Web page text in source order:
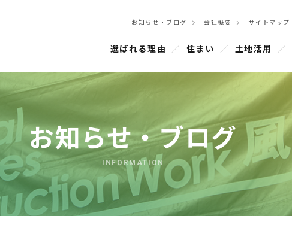
選ばれる理由 住まい 土地活用
お知らせ・ブログ 会社概要 サイトマップ
お知らせ・ブログ
INFORMATION